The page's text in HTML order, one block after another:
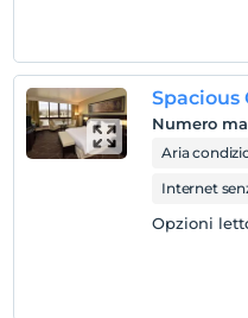
Spacious
Numero
Aria
Internet
Opzioni